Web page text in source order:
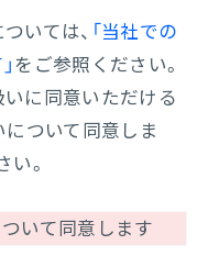
いては、 「当社での
をご参照ください。
いに同意いただける
について同意しま
い。
いて同意します